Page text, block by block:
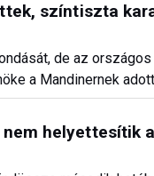
színtiszta
de az
a Mandinernek
helyettesítik